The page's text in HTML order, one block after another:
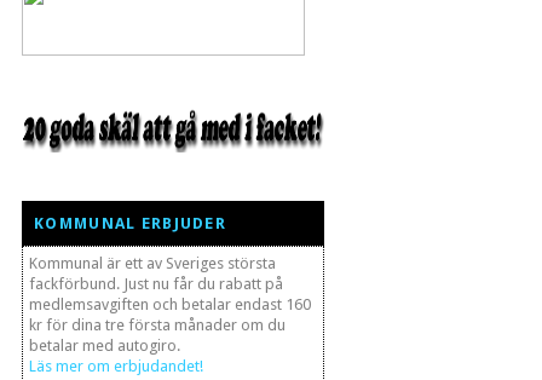
KOMMUNAL ERBJUDER
Kommunal är ett av Sveriges största
fackförbund. Just nu får du rabatt på
medlemsavgiften och betalar endast 160
kr för dina tre första månader om du
betalar med autogiro.
Läs mer om erbjudandet!